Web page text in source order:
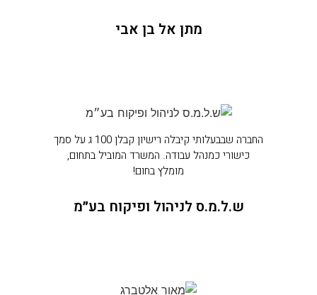
מתן אל בן אבי
החברה שבבעלותי קיבלה רישיון קבלן 100 ג על סמך
כישורי כמנהל עבודה. המשרד המוביל בתחום,
מומלץ בחום!
ש.ל.מ.ס לניהול ופיקוח בע״מ